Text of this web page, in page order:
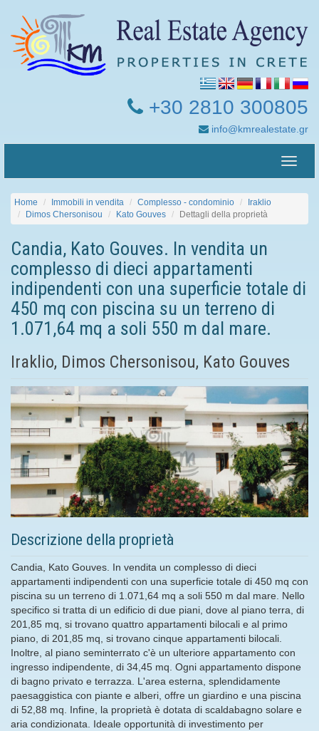
+30 2810 300805
info@kmrealestate.gr
Toggle
Home Immobili in vendita Complesso - condominio
Iraklio
Dimos Chersonisou
Kato Gouves Dettagli della proprietà
Candia, Kato Gouves. In vendita un
complesso di dieci appartamenti
indipendenti con una superficie totale di
450 mq con piscina su un terreno di
1.071,64 mq a soli 550 m dal mare.
Iraklio, Dimos Chersonisou, Kato Gouves
Descrizione della proprietà
Candia, Kato Gouves. In vendita un complesso di dieci
appartamenti indipendenti con una superficie totale di 450 mq con
piscina su un terreno di 1.071,64 mq a soli 550 m dal mare. Nello
specifico si tratta di un edificio di due piani, dove al piano terra, di
201,85 mq, si trovano quattro appartamenti bilocali e al primo
piano, di 201,85 mq, si trovano cinque appartamenti bilocali.
Inoltre, al piano seminterrato c'è un ulteriore appartamento con
ingresso indipendente, di 34,45 mq. Ogni appartamento dispone
di bagno privato e terrazza. L'area esterna, splendidamente
paesaggistica con piante e alberi, offre un giardino e una piscina
di 52,88 mq. Infine, la proprietà è dotata di scaldabagno solare e
aria condizionata. Ideale opportunità di investimento per